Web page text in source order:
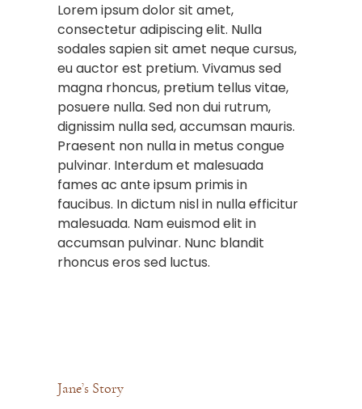
Lorem ipsum dolor sit amet,
consectetur adipiscing elit. Nulla
sodales sapien sit amet neque cursus,
eu auctor est pretium. Vivamus sed
magna rhoncus, pretium tellus vitae,
posuere nulla. Sed non dui rutrum,
dignissim nulla sed, accumsan mauris.
Praesent non nulla in metus congue
pulvinar. Interdum et malesuada
fames ac ante ipsum primis in
faucibus. In dictum nisl in nulla efficitur
malesuada. Nam euismod elit in
accumsan pulvinar. Nunc blandit
rhoncus eros sed luctus.
Jane’s Story